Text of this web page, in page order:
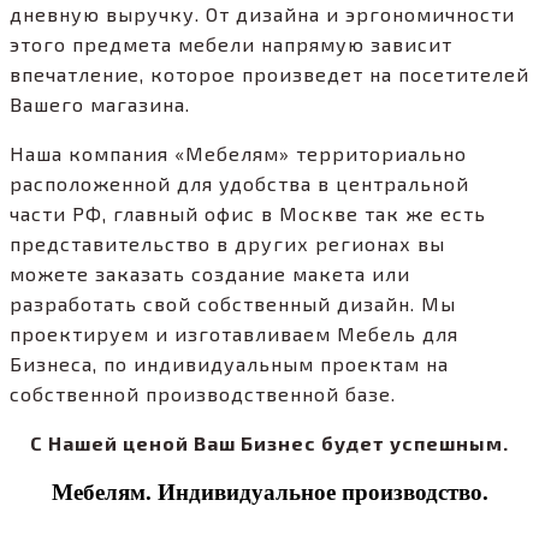
дневную выручку. От дизайна и эргономичности
этого предмета мебели напрямую зависит
впечатление, которое произведет на посетителей
Вашего магазина.
Наша компания «Мебелям» территориально
расположенной для удобства в центральной
части РФ, главный офис в Москве так же есть
представительство в других регионах вы
можете заказать создание макета или
разработать свой собственный дизайн. Мы
проектируем и изготавливаем Мебель для
Бизнеса, по индивидуальным проектам на
собственной производственной базе.
С Нашей ценой Ваш Бизнес будет успешным.
Мебелям. Индивидуальное производство.